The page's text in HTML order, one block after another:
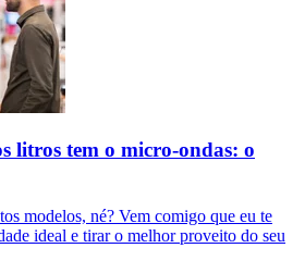
litros tem o micro-ondas: o
modelos, né? Vem comigo que eu te
ideal e tirar o melhor proveito do seu